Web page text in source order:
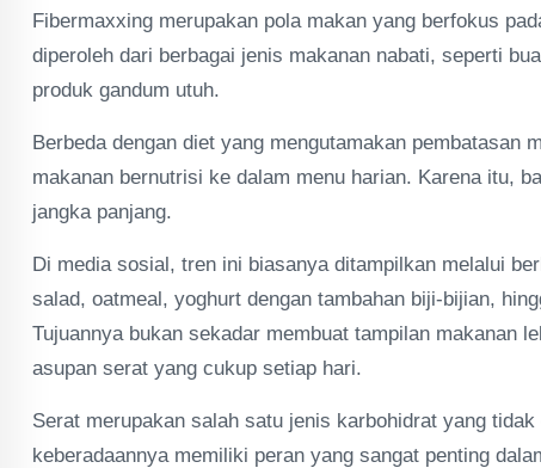
Fibermaxxing merupakan pola makan yang berfokus
diperoleh dari berbagai jenis makanan nabati, seperti
produk gandum utuh.
Berbeda dengan diet yang mengutamakan pembatasan
makanan bernutrisi ke dalam menu harian. Karena itu,
jangka panjang.
Di media sosial, tren ini biasanya ditampilkan melalui
salad, oatmeal, yoghurt dengan tambahan biji-bijian,
Tujuannya bukan sekadar membuat tampilan makanan
asupan serat yang cukup setiap hari.
Serat merupakan salah satu jenis karbohidrat yang
keberadaannya memiliki peran yang sangat penting